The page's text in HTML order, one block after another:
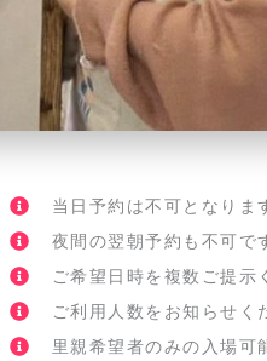
当日予約は不可となりま
夜間の翌朝予約も不可で
ご希望日時を複数ご提示
ご利用人数をお知らせく
里親希望者のみの入場可